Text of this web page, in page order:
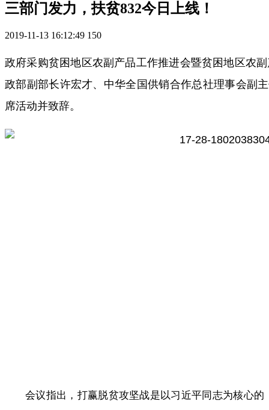
三部门发力，扶贫832今日上线！
2019-11-13 16:12:49 150
政府采购贫困地区农副产品工作推进会暨贫困地区农
政部副部长许宏才、中华全国供销合作总社理事会副
席活动并致辞。
会议指出，打赢脱贫攻坚战是以习近平同志为核心的